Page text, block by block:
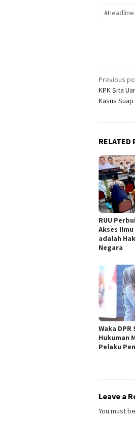
#Headline
Post
Previous
KPK Sita
Kasus Suap
RELATED
RUU
Akses
adalah
Negara
Waka
Hukuman
Pelaku
Leave a
You must be